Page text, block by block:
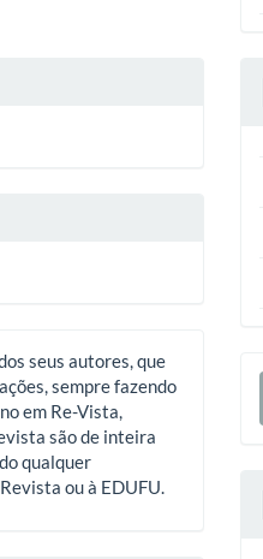
seus autores, que
sempre fazendo
em Re-Vista,
são de inteira
qualquer
ou à EDUFU.